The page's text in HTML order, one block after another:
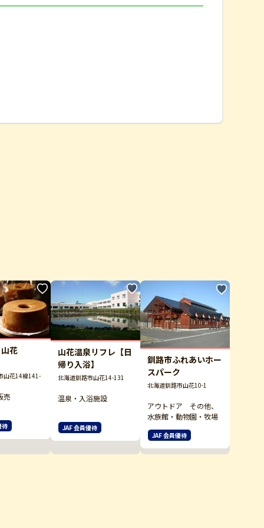
花
山花14線141-
売
待
山花温泉リフレ【日
帰り入浴】
北海道釧路市山花14-131
温泉・入浴施設
JAF 会員優待
釧路市ふれあいホー
スパーク
北海道釧路市山花10-1
アウトドア その他、
水族館・動物園・牧場
JAF 会員優待